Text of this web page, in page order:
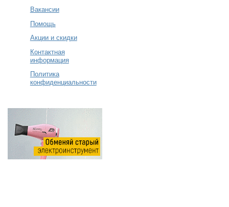
Вакансии
Помощь
Акции и скидки
Контактная
информация
Политика
конфиденциальности